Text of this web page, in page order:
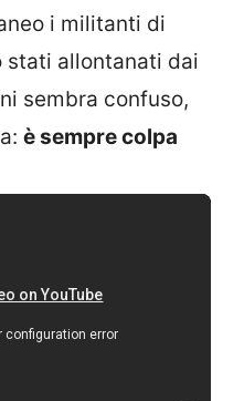
i militanti di
stati allontanati dai
sembra confuso,
è sempre colpa